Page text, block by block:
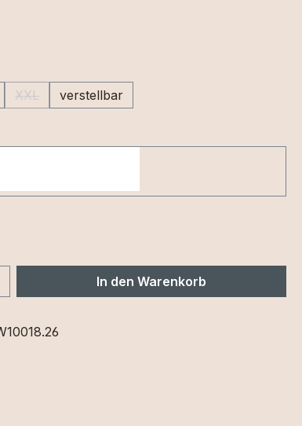
XXL
(Diese Option ist zurzeit nicht verfügbar.)
verstellbar
Gib den gewünschten Wert
In den Warenkorb